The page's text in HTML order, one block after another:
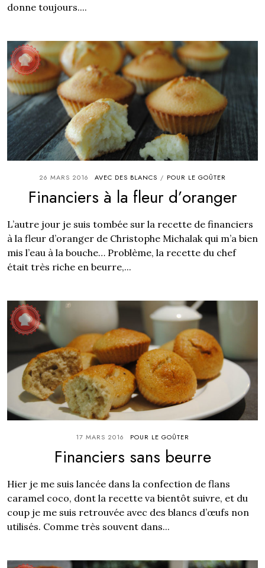
donne toujours....
26 MARS 2016 AVEC DES BLANCS / POUR LE GOÛTER
Financiers à la fleur d’oranger
L’autre jour je suis tombée sur la recette de financiers
à la fleur d’oranger de Christophe Michalak qui m’a bien
mis l’eau à la bouche… Problème, la recette du chef
était très riche en beurre,...
17 MARS 2016 POUR LE GOÛTER
Financiers sans beurre
Hier je me suis lancée dans la confection de flans
caramel coco, dont la recette va bientôt suivre, et du
coup je me suis retrouvée avec des blancs d’œufs non
utilisés. Comme très souvent dans...